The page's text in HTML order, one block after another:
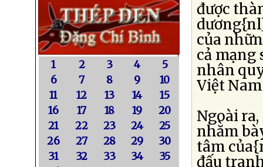
1 2 3 4
5
6
7 8 9
10
11
12 13 14
15
16
17 18 19
20
21
22 23 24
25
26
27 28 29
30
31
32 33 34
35
được
của
cả
nhân
Việt
Ngoài
nhằm
tâm
đấu